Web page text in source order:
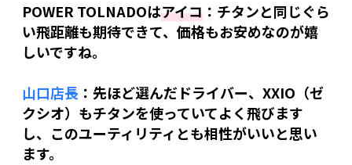
POWER TOLNADOはアイコ ：チタンと同じぐら
い飛距離も期待できて、価格もお安めなのが嬉
しいですね。
山口店長 ：先ほど選んだドライバー、XXIO（ゼ
クシオ）もチタンを使っていてよく飛びます
し、このユーティリティとも相性がいいと思い
ます。